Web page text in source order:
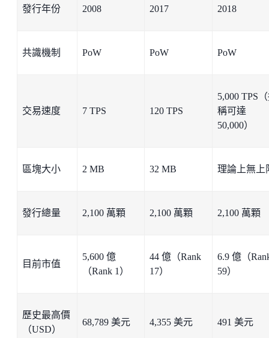
發行年份 2008 2017 2018
共識機制 PoW PoW PoW
交易速度 7 TPS 120 TPS
5,000 TPS
稱可達
50,000）
區塊大小 2 MB 32 MB 理論上無上
發行總量 2,100 萬顆 2,100 萬顆 2,100 萬顆
目前市值
5,600 億
（Rank 1）
44 億（Rank
17）
6.9 億（
59）
歷史最高價
（USD）
68,789 美元 4,355 美元 491 美元